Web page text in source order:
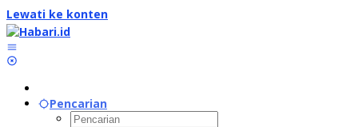
Lewati ke konten
Pencarian